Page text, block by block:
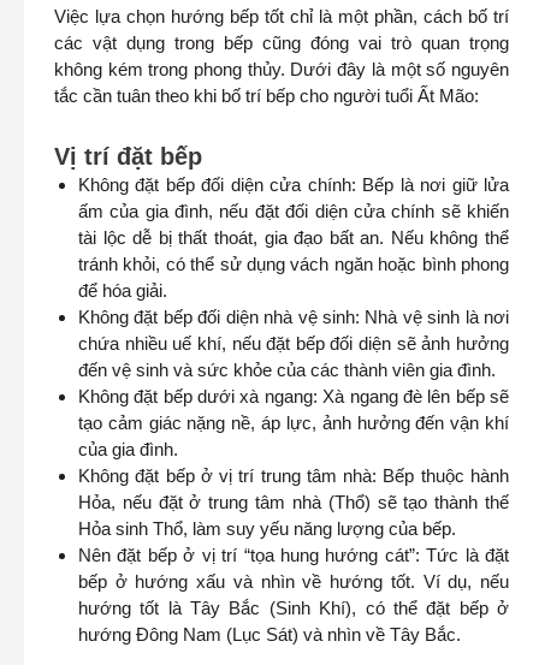
Việc lựa chọn hướng bếp tốt chỉ là một phần, cách bố trí
các vật dụng trong bếp cũng đóng vai trò quan trọng
không kém trong phong thủy. Dưới đây là một số nguyên
tắc cần tuân theo khi bố trí bếp cho người tuổi Ất Mão:
Vị trí đặt bếp
Không đặt bếp đối diện cửa chính: Bếp là nơi giữ lửa
ấm của gia đình, nếu đặt đối diện cửa chính sẽ khiến
tài lộc dễ bị thất thoát, gia đạo bất an. Nếu không thể
tránh khỏi, có thể sử dụng vách ngăn hoặc bình phong
để hóa giải.
Không đặt bếp đối diện nhà vệ sinh: Nhà vệ sinh là nơi
chứa nhiều uế khí, nếu đặt bếp đối diện sẽ ảnh hưởng
đến vệ sinh và sức khỏe của các thành viên gia đình.
Không đặt bếp dưới xà ngang: Xà ngang đè lên bếp sẽ
tạo cảm giác nặng nề, áp lực, ảnh hưởng đến vận khí
của gia đình.
Không đặt bếp ở vị trí trung tâm nhà: Bếp thuộc hành
Hỏa, nếu đặt ở trung tâm nhà (Thổ) sẽ tạo thành thế
Hỏa sinh Thổ, làm suy yếu năng lượng của bếp.
Nên đặt bếp ở vị trí “tọa hung hướng cát”: Tức là đặt
bếp ở hướng xấu và nhìn về hướng tốt. Ví dụ, nếu
hướng tốt là Tây Bắc (Sinh Khí), có thể đặt bếp ở
hướng Đông Nam (Lục Sát) và nhìn về Tây Bắc.